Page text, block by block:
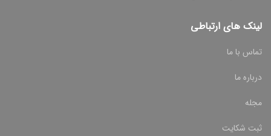
لینک های ارتباطی
تماس با ما
درباره ما
مجله
ثبت شکایت